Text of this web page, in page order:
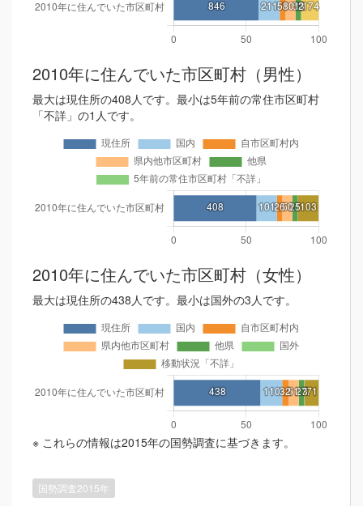
2010年に住んでいた市区町村（男性）
最大は現住所の408人です。最小は5年前の常住市区町村
「不詳」の1人です。
2010年に住んでいた市区町村（女性）
最大は現住所の438人です。最小は国外の3人です。
※ これらの情報は2015年の国勢調査に基づきます。
国勢調査2015年